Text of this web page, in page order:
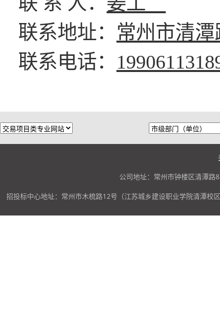
联系地址： 常州市清潭
联系电话：
公司地址：常州市钟楼区清潭路
招投标中心地址：常州市木梳路12号（江苏城乡建设职业学院清潭校